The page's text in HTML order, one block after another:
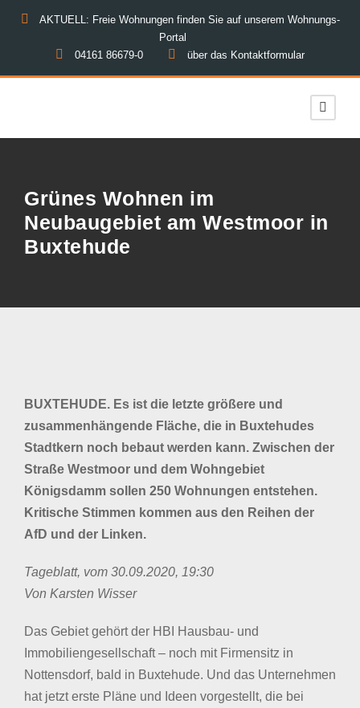
AKTUELL: Freie Wohnungen finden Sie auf unserem Wohnungs-
Portal
04161 86679-0
über das Kontaktformular
Grünes Wohnen im
Neubaugebiet am Westmoor in
Buxtehude
BUXTEHUDE. Es ist die letzte größere und
zusammenhängende Fläche, die in Buxtehudes
Stadtkern noch bebaut werden kann. Zwischen der
Straße Westmoor und dem Wohngebiet
Königsdamm sollen 250 Wohnungen entstehen.
Kritische Stimmen kommen aus den Reihen der
AfD und der Linken.
Tageblatt, vom 30.09.2020, 19:30
Von Karsten Wisser
Das Gebiet gehört der HBI Hausbau- und
Immobiliengesellschaft – noch mit Firmensitz in
Nottensdorf, bald in Buxtehude. Und das Unternehmen
hat jetzt erste Pläne und Ideen vorgestellt, die bei